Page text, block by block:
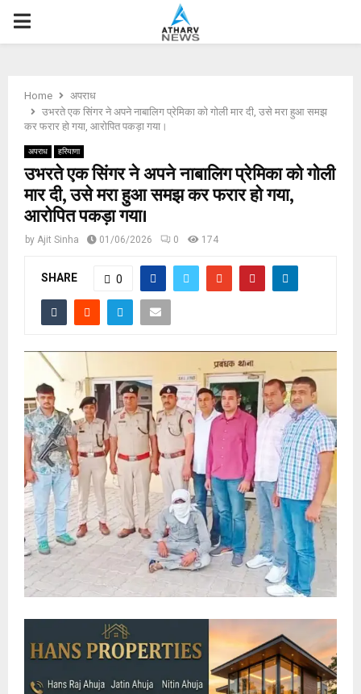
P
M
A
N
U
Home
अपराध
उभरते एक सिंगर ने अपने नाबालिग प्रेमिका को गोली मार दी, उसे मरा हुआ समझ
कर फरार हो गया, आरोपित पकड़ा गया।
अपराध हरियाणा
उभरते एक सिंगर ने अपने नाबालिग प्रेमिका को गोली
मार दी, उसे मरा हुआ समझ कर फरार हो गया,
आरोपित पकड़ा गया।
by Ajit Sinha 01/06/2026 0 174
SHARE 0